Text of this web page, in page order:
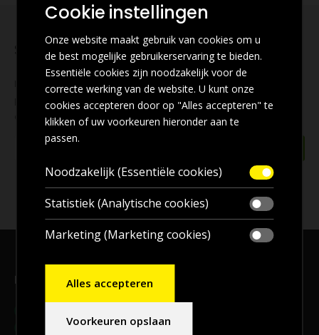
Schrijf u in voor onze nieuwsbrief
Mis geen enkele aanbieding! Wilt u ook de beste aanbiedingen
per e-mail ontvangen? Schrijf u dan nu in voor onze
nieuwsbrief
en blijf op de hoogte!
Bezoekadres, en voorafhalen
Telefoon: 06-20144492
Cookie instellingen
Onze website maakt gebruik van cookies om u
de best mogelijke gebruikerservaring te bieden.
Essentiële cookies zijn noodzakelijk voor de
correcte werking van de website. U kunt onze
cookies accepteren door op "Alles accepteren" te
klikken of uw voorkeuren hieronder aan te
passen.
Noodzakelijk (Essentiële cookies)
Statistiek (Analytische cookies)
Marketing (Marketing cookies)
Alles accepteren
Voorkeuren opslaan